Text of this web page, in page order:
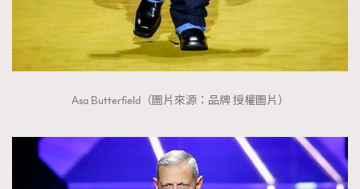
Asa Butterfield（圖片來源：品牌 授權圖片）